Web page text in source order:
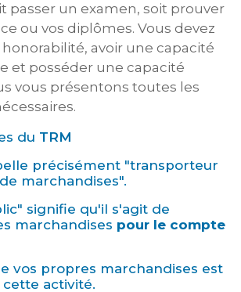
passer un examen, soit prouver
ou vos diplômes. Vous devez
avoir une capacité
et posséder une capacité
vous présentons toutes les
du TRM
précisément "transporteur
marchandises".
signifie qu'il s'agit de
marchandises pour le compte
vos propres marchandises est
activité.